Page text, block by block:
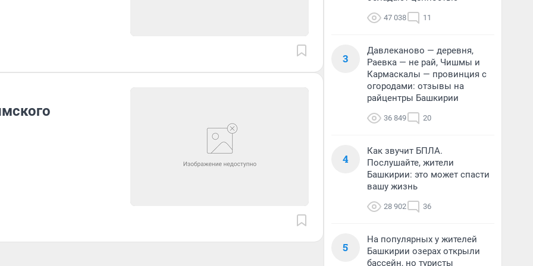
47 038 11
3
Давлеканово — деревня,
Раевка — не рай, Чишмы и
Кармаскалы — провинция с
огородами: отзывы на
райцентры Башкирии
36 849 20
4
Как звучит БПЛА.
Послушайте, жители
Башкирии: это может спасти
вашу жизнь
28 902 36
5
На популярных у жителей
Башкирии озерах открыли
бассейн, но туристы